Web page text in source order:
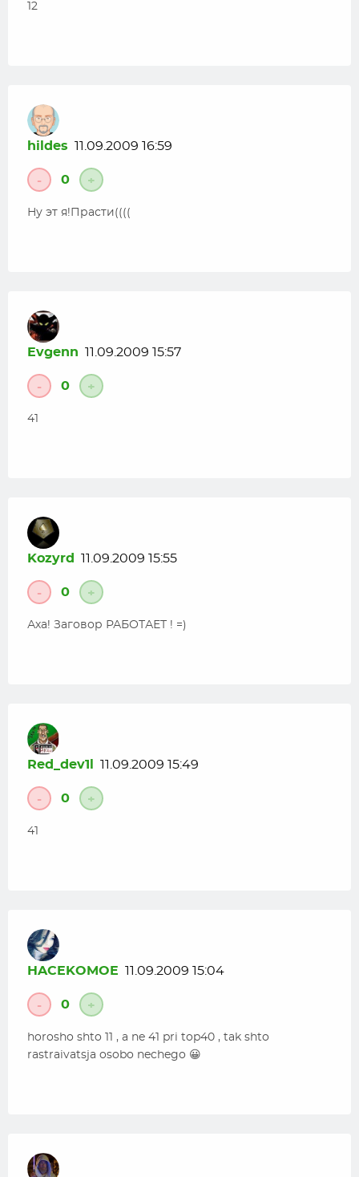
12
hildes 11.09.2009 16:59
- 0 +
Ну эт я!Прасти((((
Evgenn 11.09.2009 15:57
- 0 +
41
Kozyrd 11.09.2009 15:55
- 0 +
Аха! Заговор РАБОТАЕТ ! =)
Red_dev1l 11.09.2009 15:49
- 0 +
41
HACEKOMOE 11.09.2009 15:04
- 0 +
horosho shto 11 , a ne 41 pri top40 , tak shto
rastraivatsja osobo nechego 😀